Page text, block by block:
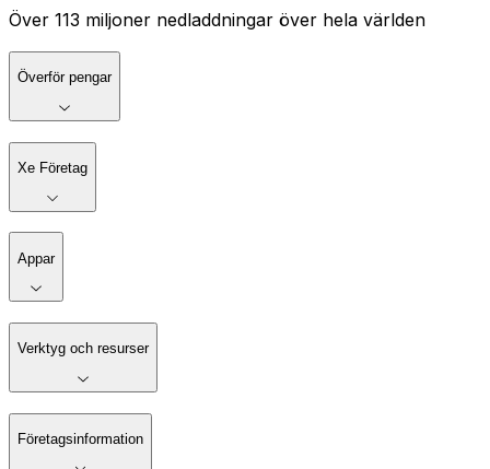
Över 113 miljoner nedladdningar över hela världen
Överför pengar
Xe Företag
Appar
Verktyg och resurser
Företagsinformation